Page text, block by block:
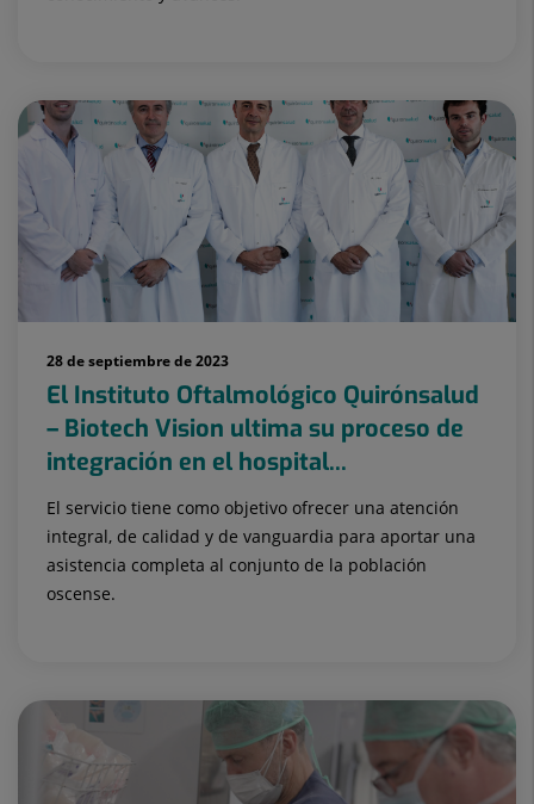
28 de septiembre de 2023
El Instituto Oftalmológico Quirónsalud
– Biotech Vision ultima su proceso de
integración en el hospital...
El servicio tiene como objetivo ofrecer una atención
integral, de calidad y de vanguardia para aportar una
asistencia completa al conjunto de la población
oscense.